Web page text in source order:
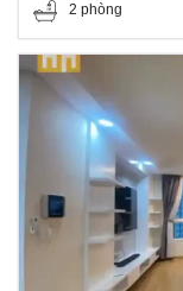
2 phòng